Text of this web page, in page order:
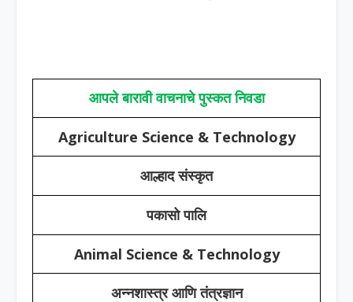
आपले बारावी वाचनाचे पुस्कत निवडा
Agriculture Science & Technology
आल्हाद संस्कृत
पकासो पालि
Animal Science & Technology
अन्नशास्त्र आणि तंत्रज्ञान